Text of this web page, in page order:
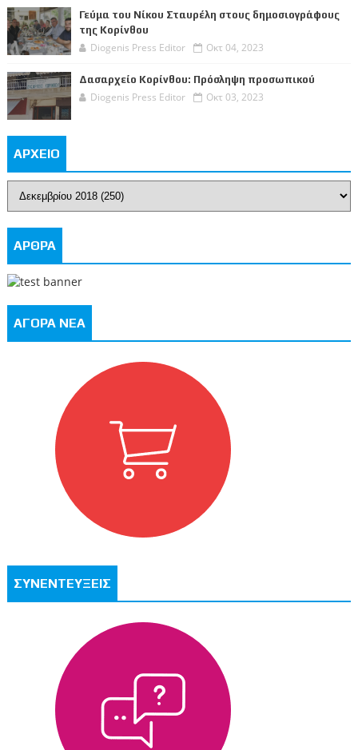
Γεύμα του Νίκου Σταυρέλη στους δημοσιογράφους
της Κορίνθου
Diogenis Press Editor Οκτ 04, 2023
Δασαρχείο Κορίνθου: Πρόσληψη προσωπικού
Diogenis Press Editor Οκτ 03, 2023
ΑΡΧΕΙΟ
ΑΡΘΡΑ
ΑΓΟΡΑ ΝΕΑ
ΣΥΝΕΝΤΕΥΞΕΙΣ